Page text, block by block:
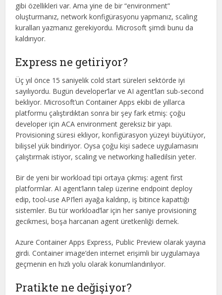
gibi özellikleri var. Ama yine de bir “environment”
oluşturmanız, network konfigürasyonu yapmanız, scaling
kuralları yazmanız gerekiyordu. Microsoft şimdi bunu da
kaldırıyor.
Express ne getiriyor?
Üç yıl önce 15 saniyelik cold start süreleri sektörde iyi
sayılıyordu. Bugün developer’lar ve AI agent’ları sub-second
bekliyor. Microsoft’un Container Apps ekibi de yıllarca
platformu çalıştırdıktan sonra bir şey fark etmiş: çoğu
developer için ACA environment gereksiz bir yapı.
Provisioning süresi ekliyor, konfigürasyon yüzeyi büyütüyor,
bilişsel yük bindiriyor. Oysa çoğu kişi sadece uygulamasını
çalıştırmak istiyor, scaling ve networking halledilsin yeter.
Bir de yeni bir workload tipi ortaya çıkmış: agent first
platformlar. AI agent’ların talep üzerine endpoint deploy
edip, tool-use API’leri ayağa kaldırıp, iş bitince kapattığı
sistemler. Bu tür workload’lar için her saniye provisioning
gecikmesi, boşa harcanan agent üretkenliği demek.
Azure Container Apps Express, Public Preview olarak yayına
girdi. Container image’den internet erişimli bir uygulamaya
geçmenin en hızlı yolu olarak konumlandırılıyor.
Pratikte ne değişiyor?